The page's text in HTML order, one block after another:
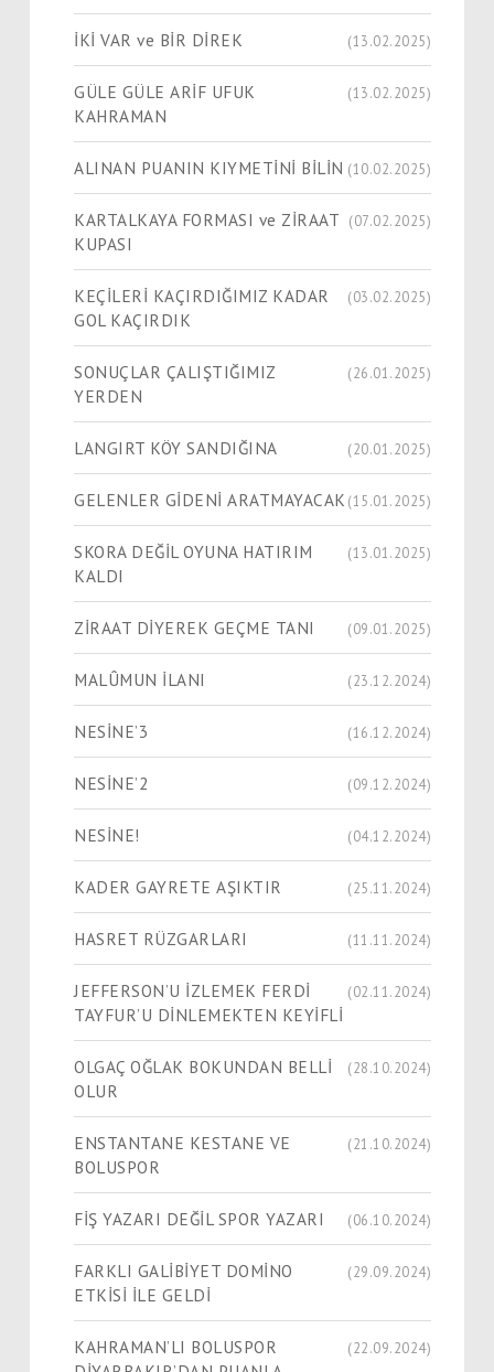
İKİ VAR ve BİR DİREK (13.02.2025)
GÜLE GÜLE ARİF UFUK
KAHRAMAN
(13.02.2025)
ALINAN PUANIN KIYMETİNİ BİLİN (10.02.2025)
KARTALKAYA FORMASI ve ZİRAAT
KUPASI
(07.02.2025)
KEÇİLERİ KAÇIRDIĞIMIZ KADAR
GOL KAÇIRDIK
(03.02.2025)
SONUÇLAR ÇALIŞTIĞIMIZ
YERDEN
(26.01.2025)
LANGIRT KÖY SANDIĞINA (20.01.2025)
GELENLER GİDENİ ARATMAYACAK (15.01.2025)
SKORA DEĞİL OYUNA HATIRIM
KALDI
(13.01.2025)
ZİRAAT DİYEREK GEÇME TANI (09.01.2025)
MALÛMUN İLANI (23.12.2024)
NESİNE’3 (16.12.2024)
NESİNE’2 (09.12.2024)
NESİNE! (04.12.2024)
KADER GAYRETE AŞIKTIR (25.11.2024)
HASRET RÜZGARLARI (11.11.2024)
JEFFERSON’U İZLEMEK FERDİ
TAYFUR’U DİNLEMEKTEN KEYİFLİ
(02.11.2024)
OLGAÇ OĞLAK BOKUNDAN BELLİ
OLUR
(28.10.2024)
ENSTANTANE KESTANE VE
BOLUSPOR
(21.10.2024)
FİŞ YAZARI DEĞİL SPOR YAZARI (06.10.2024)
FARKLI GALİBİYET DOMİNO
ETKİSİ İLE GELDİ
(29.09.2024)
KAHRAMAN’LI BOLUSPOR
(22.09.2024)